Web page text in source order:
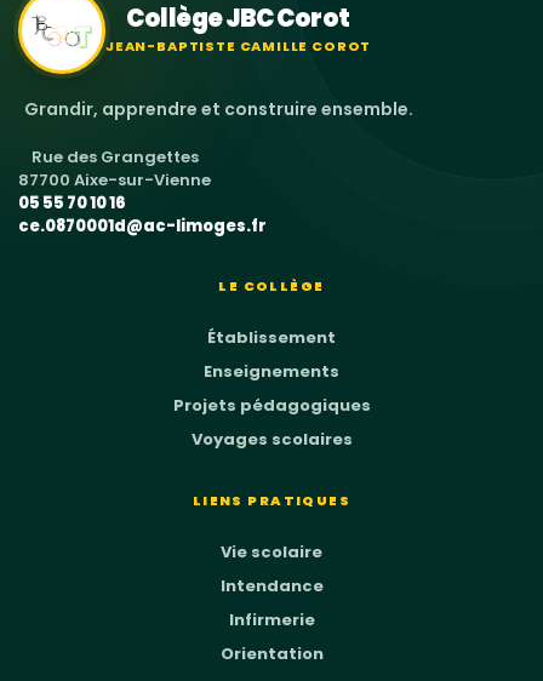
Collège JBC Corot
JEAN-BAPTISTE CAMILLE COROT
Grandir, apprendre et construire ensemble.
Rue des Grangettes
87700 Aixe-sur-Vienne
05 55 70 10 16
ce.0870001d@ac-limoges.fr
LE COLLÈGE
Établissement
Enseignements
Projets pédagogiques
Voyages scolaires
LIENS PRATIQUES
Vie scolaire
Intendance
Infirmerie
Orientation